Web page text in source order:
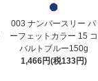
003 ナンバースリー パ
ーフェットカラー 15 コ
バルトブルー150g
1,466円(税133円)